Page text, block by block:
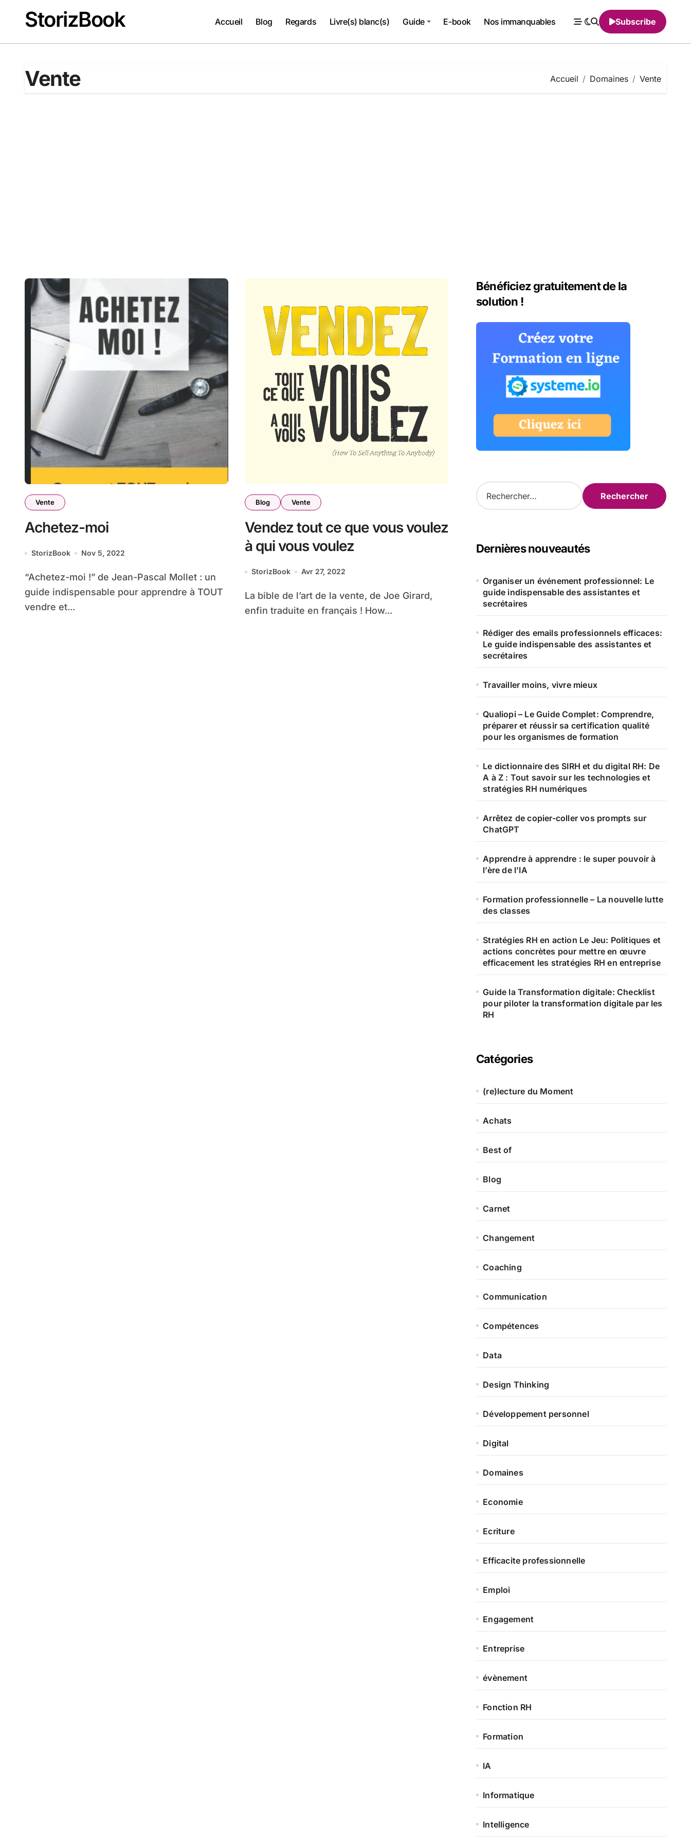
contenuStorizBook Accueil Blog Regards Livre(s) blanc(s) Guide E-book Nos immanquables Subscribe
Vente Accueil Domaines Vente
Vente
Achetez-moi
StorizBook Nov 5, 2022
“Achetez-moi !” de Jean-Pascal Mollet : un
guide indispensable pour apprendre à TOUT
vendre et...
Blog Vente
Vendez tout ce que vous voulez
à qui vous voulez
StorizBook Avr 27, 2022
La bible de l’art de la vente, de Joe Girard,
enfin traduite en français ! How...
Bénéficiez gratuitement de la
solution !
R
e
r
c
e
Dernières nouveautés
Organiser un événement professionnel: Le
guide indispensable des assistantes et
secrétaires
Rédiger des emails professionnels efficaces:
Le guide indispensable des assistantes et
secrétaires
Travailler moins, vivre mieux
Qualiopi – Le Guide Complet: Comprendre,
préparer et réussir sa certification qualité
pour les organismes de formation
Le dictionnaire des SIRH et du digital RH: De
A à Z : Tout savoir sur les technologies et
stratégies RH numériques
Arrêtez de copier-coller vos prompts sur
ChatGPT
Apprendre à apprendre : le super pouvoir à
l’ère de l’IA
Formation professionnelle – La nouvelle lutte
des classes
Stratégies RH en action Le Jeu: Politiques et
actions concrètes pour mettre en œuvre
efficacement les stratégies RH en entreprise
Guide la Transformation digitale: Checklist
pour piloter la transformation digitale par les
RH
Catégories
(re)lecture du Moment
Achats
Best of
Blog
Carnet
Changement
Coaching
Communication
Compétences
Data
Design Thinking
Développement personnel
Digital
Domaines
Economie
Ecriture
Efficacite professionnelle
Emploi
Engagement
Entreprise
évènement
Fonction RH
Formation
IA
Informatique
Intelligence